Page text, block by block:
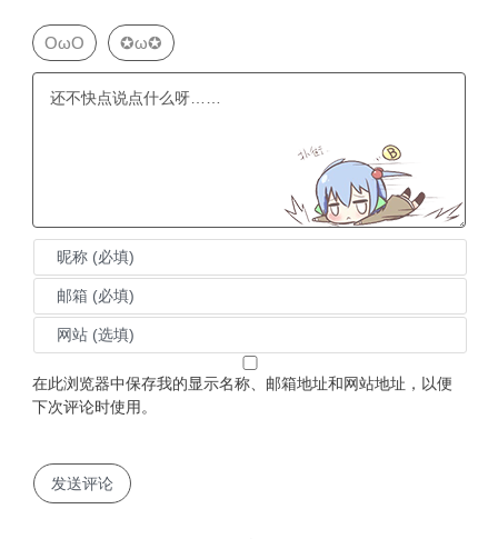
OωO ✪ω✪
在此浏览器中保存我的显示名称、邮箱地址和网站地址，以便
下次评论时使用。